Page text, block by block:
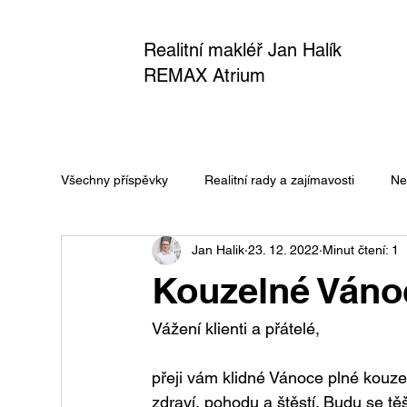
Realitní makléř Jan Halík
REMAX Atrium
Všechny příspěvky Realitní rady a zajímavosti
Kouzelné
Jan Halik 23. 12. 2022 Minut čtení: 1
Vážení klienti a přátelé,
přeji vám klidné Vánoce plné
zdraví, pohodu a štěstí. Budu se